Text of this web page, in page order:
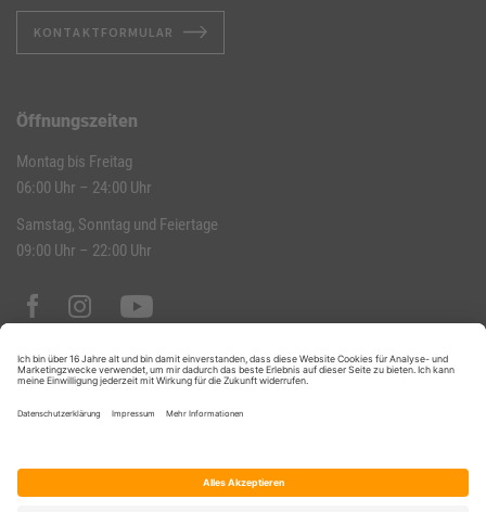
KONTAKTFORMULAR
Öffnungszeiten
Montag bis Freitag
06:00 Uhr – 24:00 Uhr
Samstag, Sonntag und Feiertage
09:00 Uhr – 22:00 Uhr